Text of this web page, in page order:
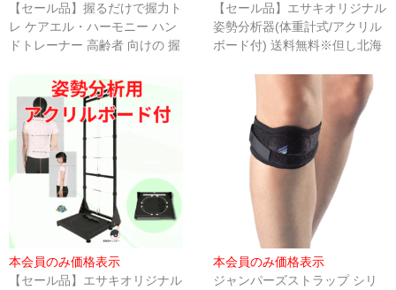
プロユース
サポーター
骨格模型・チャート
テーピング
ゲル・衛生用品
書籍・DVD
測定器具
理学療法機器
【セール品】握るだけで握力ト
レ ケアエル・ハーモニー ハン
ドトレーナー 高齢者 向けの 握
ー機能付き 電動負荷制御
【セール品】エサキオリジナル
姿勢分析器(体重計式/アクリル
ボード付) 送料無料※但し北海
2,000円
本会員のみ価格表示
【セール品】エサキオリジナル
本会員のみ価格表示
ジャンパーズストラップ シリ